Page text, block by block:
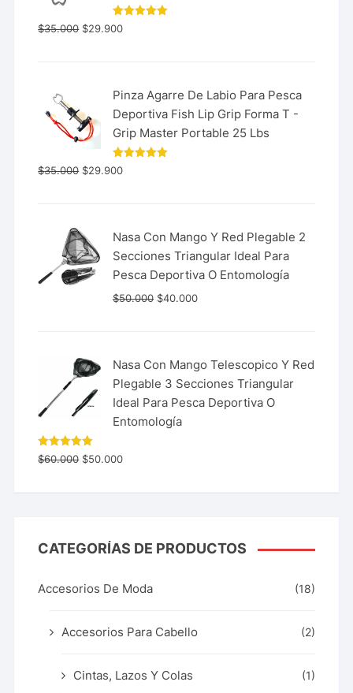
Valorado
con
$35.000 $29.900
Pinza Agarre De Labio Para Pesca
Deportiva Fish Lip Grip Forma T -
Grip Master Portable 25 Lbs
Valorado
con
$35.000 $29.900
Nasa Con Mango Y Red Plegable 2
Secciones Triangular Ideal Para
Pesca Deportiva O Entomología
$50.000 $40.000
Nasa Con Mango Telescopico Y Red
Plegable 3 Secciones Triangular
Ideal Para Pesca Deportiva O
Entomología
Valorado
con 5.00
$60.000 $50.000
CATEGORÍAS DE PRODUCTOS
Accesorios De Moda (18)
Accesorios Para Cabello (2)
Cintas, Lazos Y Colas (1)